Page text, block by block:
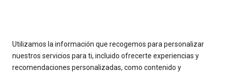
Utilizamos la información que recogemos para personalizar
nuestros servicios para ti, incluido ofrecerte experiencias y
recomendaciones personalizadas, como contenido y